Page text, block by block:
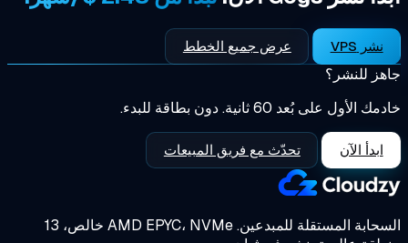
نشر VPS عرض جميع الخطط
للنشر؟
على بُعد 60 ثانية. دون بطاقة للبدء.
ابدأ الآن تحدّث مع فريق المبيعات
المستقلة للمبدعين.
AMD EPYC، NVMe خالص، 13